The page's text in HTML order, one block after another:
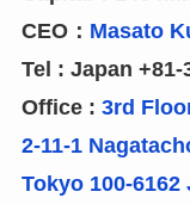
CEO： Masato
Tel : Japan +81-
Office : 3rd
2-11-1
Tokyo 100-6162